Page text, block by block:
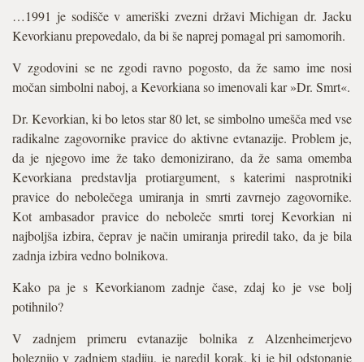
…1991 je sodišče v ameriški zvezni državi Michigan dr. Jacku
Kevorkianu prepovedalo, da bi še naprej pomagal pri samomorih.
V zgodovini se ne zgodi ravno pogosto, da že samo ime nosi
močan simbolni naboj, a Kevorkiana so imenovali kar »Dr. Smrt«.
Dr. Kevorkian, ki bo letos star 80 let, se simbolno umešča med vse
radikalne zagovornike pravice do aktivne evtanazije. Problem je,
da je njegovo ime že tako demonizirano, da že sama omemba
Kevorkiana predstavlja protiargument, s katerimi nasprotniki
pravice do nebolečega umiranja in smrti zavrnejo zagovornike.
Kot ambasador pravice do neboleče smrti torej Kevorkian ni
najboljša izbira, čeprav je način umiranja priredil tako, da je bila
zadnja izbira vedno bolnikova.
Kako pa je s Kevorkianom zadnje čase, zdaj ko je vse bolj
potihnilo?
V zadnjem primeru evtanazije bolnika z Alzenheimerjevo
boleznijo v zadnjem stadiju, je naredil korak, ki je bil odstopanje